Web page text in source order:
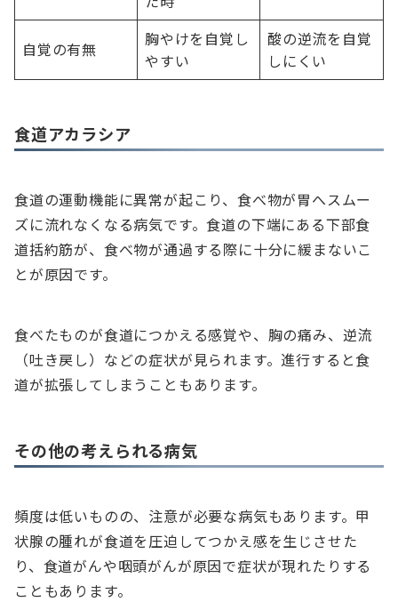
自覚の有無
胸やけを自覚し
やすい
酸の逆流を自覚
しにくい
食道アカラシア
食道の運動機能に異常が起こり、食べ物が胃へスムー
ズに流れなくなる病気です。食道の下端にある下部食
道括約筋が、食べ物が通過する際に十分に緩まないこ
とが原因です。
食べたものが食道につかえる感覚や、胸の痛み、逆流
（吐き戻し）などの症状が見られます。進行すると食
道が拡張してしまうこともあります。
その他の考えられる病気
頻度は低いものの、注意が必要な病気もあります。甲
状腺の腫れが食道を圧迫してつかえ感を生じさせた
り、食道がんや咽頭がんが原因で症状が現れたりする
こともあります。